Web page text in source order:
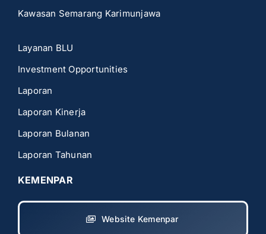
Kawasan Semarang Karimunjawa
Layanan BLU
Investment Opportunities
Laporan
Laporan Kinerja
Laporan Bulanan
Laporan Tahunan
KEMENPAR
Website Kemenpar